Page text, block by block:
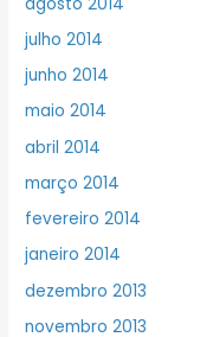
julho 2014
junho 2014
maio 2014
abril 2014
março 2014
fevereiro 2014
janeiro 2014
dezembro 2013
novembro 2013